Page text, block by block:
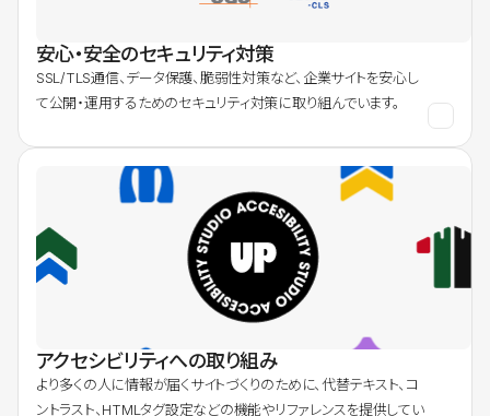
安心・安全のセキュリティ対策
SSL/TLS通信、データ保護、脆弱性対策など、企業サイトを安心し
て公開・運用するためのセキュリティ対策に取り組んでいます。
アクセシビリティへの取り組み
より多くの人に情報が届くサイトづくりのために、代替テキスト、コ
ントラスト、HTMLタグ設定などの機能やリファレンスを提供してい